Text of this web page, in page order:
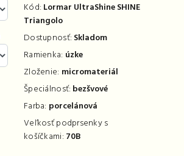
Kód: Lormar UltraShine SHINE
Triangolo
Dostupnosť: Skladom
Ramienka: úzke
Zloženie: micromateriál
Špeciálnosť: bezšvové
Farba: porcelánová
Veľkosť podprsenky s
košíčkami: 70B